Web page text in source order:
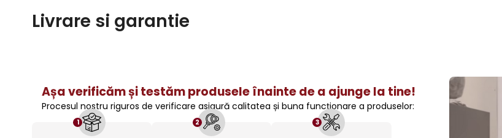
Livrare si garantie
Așa verificăm și testăm produsele înainte de a ajunge la tine!
Procesul nostru riguros de verificare asigură calitatea și buna funcționare a produselor:
1 2 3